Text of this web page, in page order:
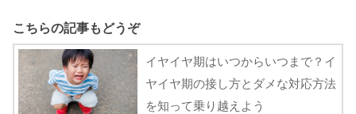
こちらの記事もどうぞ
イヤイヤ期はいつからいつまで？イ
ヤイヤ期の接し方とダメな対応方法
を知って乗り越えよう